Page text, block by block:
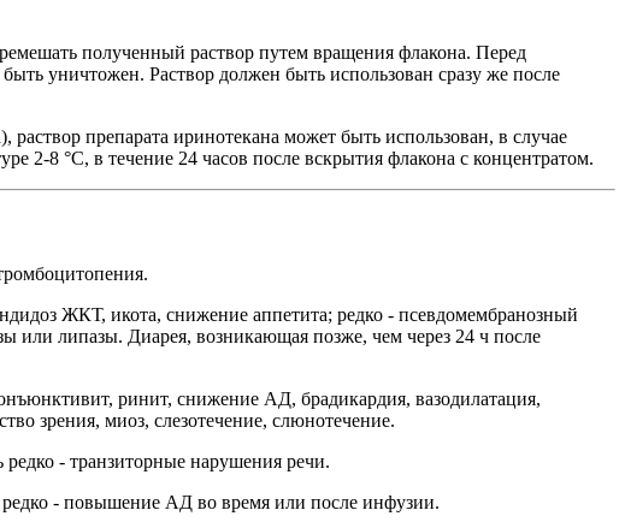
полученный раствор путем вращения флакона. Перед
уничтожен. Раствор должен быть использован сразу же после
препарата иринотекана может быть использован, в случае
2-8 °С, в течение 24 часов после вскрытия флакона с концентратом.
ЖКТ, икота, снижение аппетита; редко - псевдомембранозный
или липазы. Диарея, возникающая позже, чем через 24 ч после
ринит, снижение АД, брадикардия, вазодилатация,
зрения, миоз, слезотечение, слюнотечение.
- транзиторные нарушения речи.
- повышение АД во время или после инфузии.